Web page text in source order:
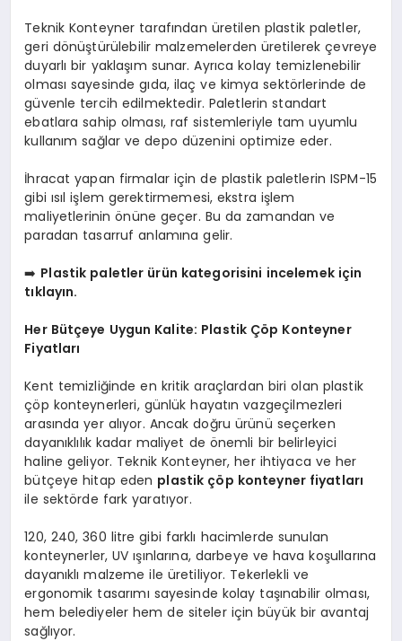
Teknik Konteyner tarafından üretilen plastik paletler,
geri dönüştürülebilir malzemelerden üretilerek çevreye
duyarlı bir yaklaşım sunar. Ayrıca kolay temizlenebilir
olması sayesinde gıda, ilaç ve kimya sektörlerinde de
güvenle tercih edilmektedir. Paletlerin standart
ebatlara sahip olması, raf sistemleriyle tam uyumlu
kullanım sağlar ve depo düzenini optimize eder.
İhracat yapan firmalar için de plastik paletlerin ISPM-15
gibi ısıl işlem gerektirmemesi, ekstra işlem
maliyetlerinin önüne geçer. Bu da zamandan ve
paradan tasarruf anlamına gelir.
➡️ Plastik paletler ürün kategorisini incelemek için
tıklayın.
Her Bütçeye Uygun Kalite: Plastik Çöp Konteyner
Fiyatları
Kent temizliğinde en kritik araçlardan biri olan plastik
çöp konteynerleri, günlük hayatın vazgeçilmezleri
arasında yer alıyor. Ancak doğru ürünü seçerken
dayanıklılık kadar maliyet de önemli bir belirleyici
haline geliyor. Teknik Konteyner, her ihtiyaca ve her
bütçeye hitap eden plastik çöp konteyner fiyatları
ile sektörde fark yaratıyor.
120, 240, 360 litre gibi farklı hacimlerde sunulan
konteynerler, UV ışınlarına, darbeye ve hava koşullarına
dayanıklı malzeme ile üretiliyor. Tekerlekli ve
ergonomik tasarımı sayesinde kolay taşınabilir olması,
hem belediyeler hem de siteler için büyük bir avantaj
sağlıyor.